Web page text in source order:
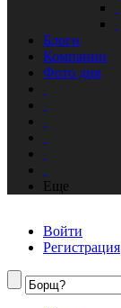
Блоги
Компании
Фото дня
Еще
Войти
Регистрация